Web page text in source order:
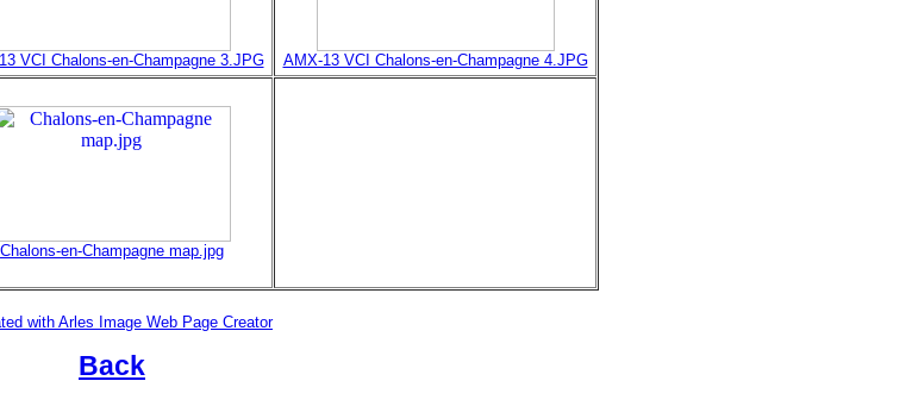
VCI Chalons-en-Champagne 3.JPG AMX-13 VCI Chalons-en-Champagne 4.JPG
Chalons-en-Champagne map.jpg
with Arles Image Web Page Creator
Back